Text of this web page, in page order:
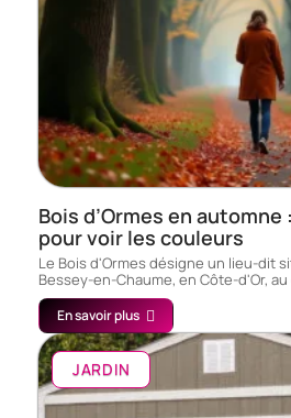
Bois d’Ormes en automne
pour voir les couleurs
Le Bois d'Ormes désigne un lieu-dit
Bessey-en-Chaume, en Côte-d'Or,
En savoir plus
JARDIN